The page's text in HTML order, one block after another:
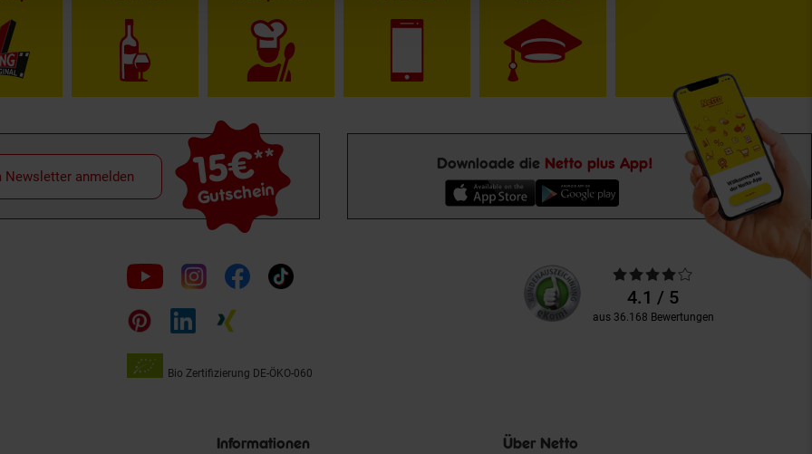
15€**
Gutschein
Newsletter anmelden
Downloade die Netto plus App!
Folge
uns
auf
Bio Zertifizierung DE-ÖKO-060
Unsere
Kundenbewertungen
Durchschnittliche
Bewertungen4.1 / 5
aus 36.168 Bewertungen
Informationen Über Netto